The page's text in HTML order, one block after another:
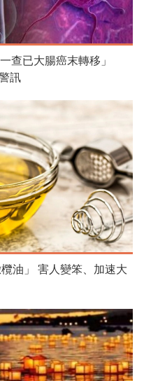
查已大腸癌末轉移」
訊
油」 害人變笨、加速大